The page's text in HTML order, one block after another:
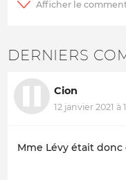
DERNIERS
Cion
12 janvier 2021 à
Mme Lévy était